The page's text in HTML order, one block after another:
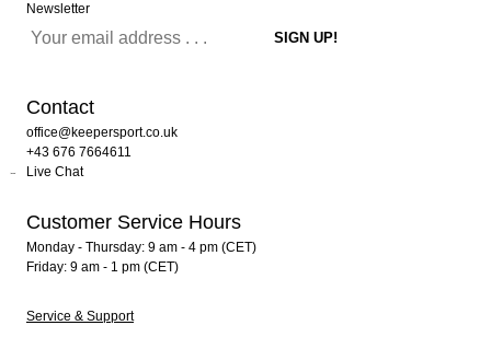
Newsletter
Contact
office@keepersport.co.uk
+43 676 7664611
Live Chat
Customer Service Hours
Monday - Thursday: 9 am - 4 pm (CET)
Friday: 9 am - 1 pm (CET)
Service & Support